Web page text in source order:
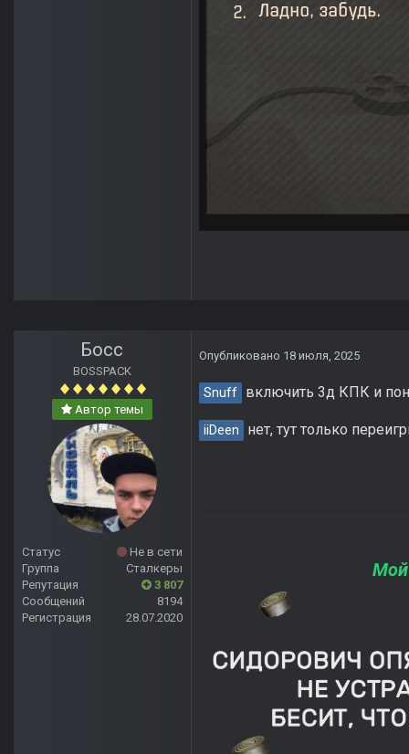
Босс
BOSSPACK
Автор темы
Статус
Не в сети
Группа
Сталкеры
Репутация
3 807
Сообщений
8194
Регистрация
28.07.2020
Опубликовано 18 июля, 2025
Snuff включить 3д КПК и
iiDeen нет, тут только